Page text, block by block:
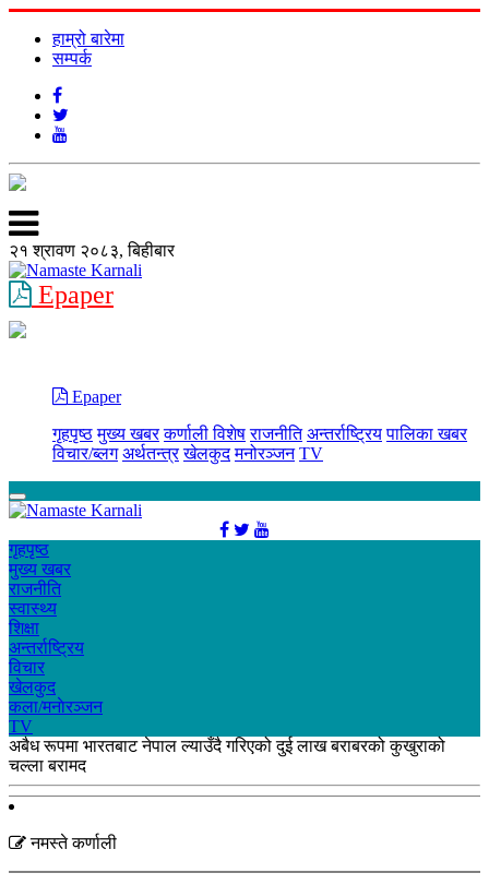
हाम्रो बारेमा
सम्पर्क
२१ श्रावण २०८३, बिहीबार
Epaper
Epaper
गृहपृष्ठ मुख्य खबर कर्णाली विशेष राजनीति अन्तर्राष्ट्रिय पालिका खबर
विचार/ब्लग अर्थतन्त्र खेलकुद मनोरञ्जन TV
गृहपृष्ठ
मुख्य खबर
राजनीति
स्वास्थ्य
शिक्षा
अन्तर्राष्ट्रिय
विचार
खेलकुद
कला/मनाेरञ्जन
TV
अबैध रूपमा भारतबाट नेपाल ल्याउँदै गरिएको दुई लाख बराबरको कुखुराको
चल्ला बरामद
नमस्ते कर्णाली